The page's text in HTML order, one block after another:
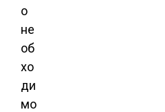
о
не
об
хо
ди
мо